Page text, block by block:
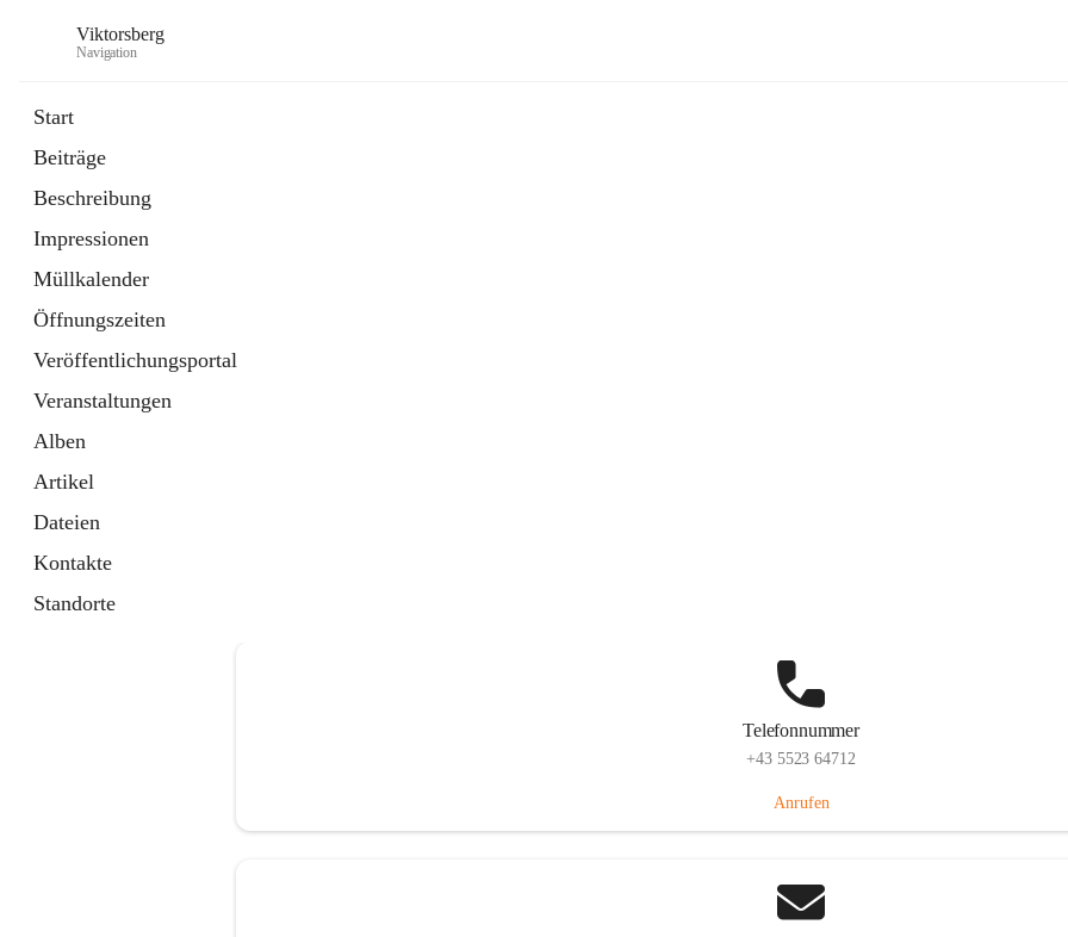
Viktorsberg
Navigation
Start
Beiträge
Beschreibung
Impressionen
Müllkalender
Öffnungszeiten
Veröffentlichungsportal
Veranstaltungen
Alben
Artikel
Dateien
Kontakte
Standorte
Telefonnummer
+43 5523 64712
Anrufen